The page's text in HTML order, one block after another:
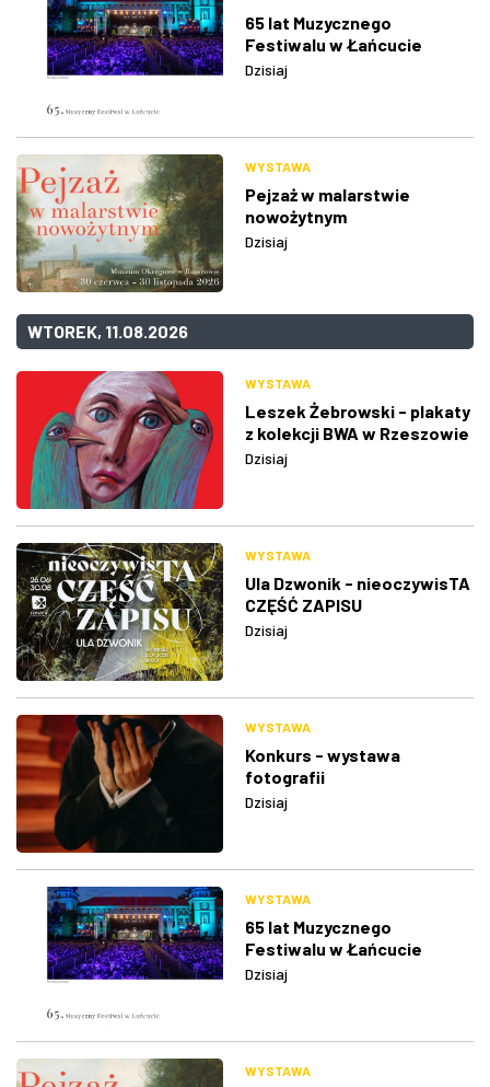
65 lat Muzycznego
Festiwalu w Łańcucie
Dzisiaj
WYSTAWA
Pejzaż w malarstwie
nowożytnym
Dzisiaj
WTOREK, 11.08.2026
WYSTAWA
Leszek Żebrowski - plakaty
z kolekcji BWA w Rzeszowie
Dzisiaj
WYSTAWA
Ula Dzwonik - nieoczywisTA
CZĘŚĆ ZAPISU
Dzisiaj
WYSTAWA
Konkurs - wystawa
fotografii
Dzisiaj
WYSTAWA
65 lat Muzycznego
Festiwalu w Łańcucie
Dzisiaj
WYSTAWA